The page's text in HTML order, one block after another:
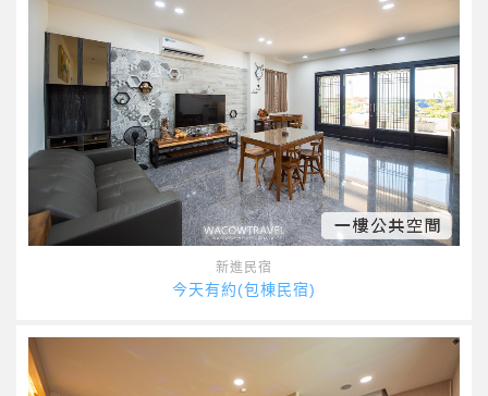
新進民宿
今天有約(包棟民宿)